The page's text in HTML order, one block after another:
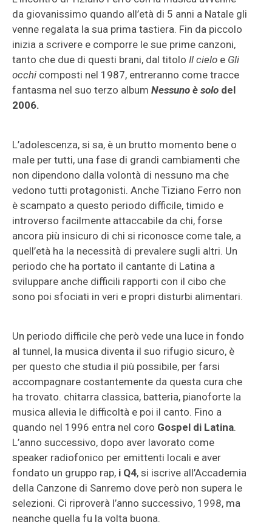
da giovanissimo quando all’età di 5 anni a Natale gli
venne regalata la sua prima tastiera. Fin da piccolo
inizia a scrivere e comporre le sue prime canzoni,
tanto che due di questi brani, dal titolo Il cielo e Gli
occhi composti nel 1987, entreranno come tracce
fantasma nel suo terzo album Nessuno è solo del
2006.
L’adolescenza, si sa, è un brutto momento bene o
male per tutti, una fase di grandi cambiamenti che
non dipendono dalla volontà di nessuno ma che
vedono tutti protagonisti. Anche Tiziano Ferro non
è scampato a questo periodo difficile, timido e
introverso facilmente attaccabile da chi, forse
ancora più insicuro di chi si riconosce come tale, a
quell’età ha la necessità di prevalere sugli altri. Un
periodo che ha portato il cantante di Latina a
sviluppare anche difficili rapporti con il cibo che
sono poi sfociati in veri e propri disturbi alimentari.
Un periodo difficile che però vede una luce in fondo
al tunnel, la musica diventa il suo rifugio sicuro, è
per questo che studia il più possibile, per farsi
accompagnare costantemente da questa cura che
ha trovato. chitarra classica, batteria, pianoforte la
musica allevia le difficoltà e poi il canto. Fino a
quando nel 1996 entra nel coro Gospel di Latina.
L’anno successivo, dopo aver lavorato come
speaker radiofonico per emittenti locali e aver
fondato un gruppo rap, i Q4, si iscrive all’Accademia
della Canzone di Sanremo dove però non supera le
selezioni. Ci riproverà l’anno successivo, 1998, ma
neanche quella fu la volta buona.